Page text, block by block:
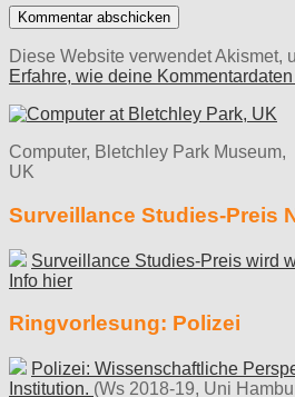
Diese Website verwendet Akismet,
Erfahre, wie deine
Computer, Bletchley Park Museum,
UK
Surveillance Studies-Preis
Surveillance Studies-Preis wird
Info hier
Ringvorlesung: Polizei
Polizei: Wissenschaftliche
Institution. (Ws 2018-19, Uni